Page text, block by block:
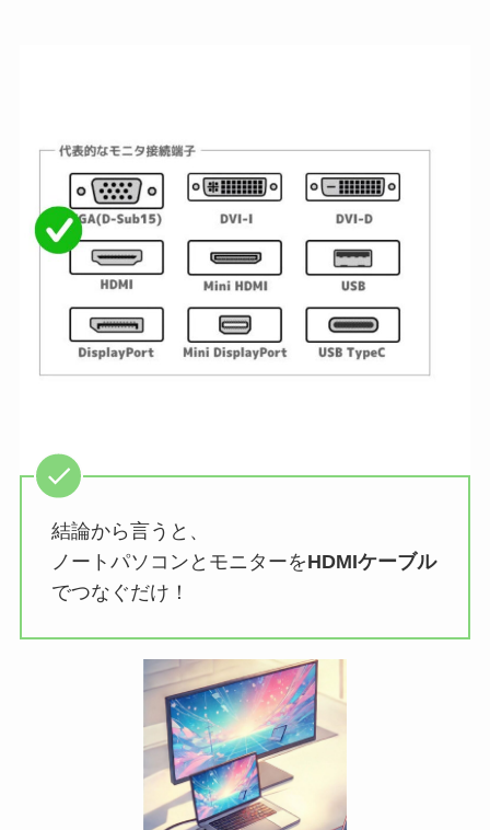
結論から言うと、
ノートパソコンとモニターをHDMIケーブル
でつなぐだけ！